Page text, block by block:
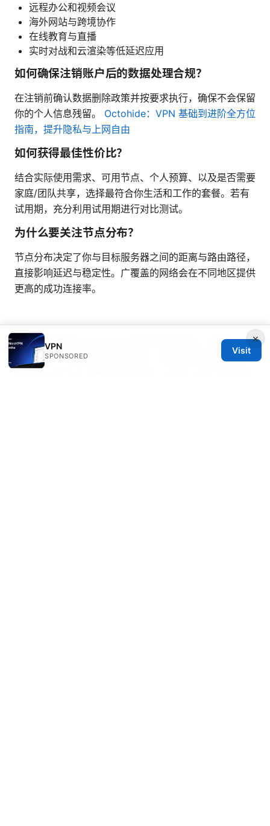
远程办公和视频会议
海外网站与跨境协作
在线教育与直播
实时对战和云渲染等低延迟应用
如何确保注销账户后的数据处理合规？
在注销前确认数据删除政策并按要求执行，确保不会保留
你的个人信息残留。 Octohide：VPN 基础到进阶全方位
指南，提升隐私与上网自由
如何获得最佳性价比？
结合实际使用需求、可用节点、个人预算、以及是否需要
家庭/团队共享，选择最符合你生活和工作的套餐。若有
试用期，充分利用试用期进行对比测试。
为什么要关注节点分布？
节点分布决定了你与目标服务器之间的距离与路由路径，
直接影响延迟与稳定性。广覆盖的网络会在不同地区提供
更高的成功连接率。
如果你想要更深入的对比与最新的市场数据，我建议在实
际购买前，先利用免费试用体验，结合上面的测试要点，
×
VPN
SPONSORED
Visit